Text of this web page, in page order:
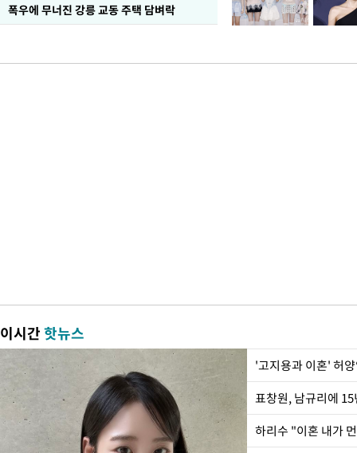
폭우에 무너진 강릉 교동 주택 담벼락
이시간핫뉴스
'고지용과 이혼' 허
하리수 "이혼 내가